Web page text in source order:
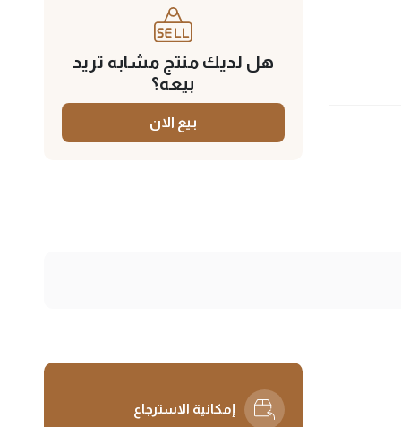
هل لديك منتج مشابه تريد
بيعه؟
بيع الان
إمكانية الاسترجاع